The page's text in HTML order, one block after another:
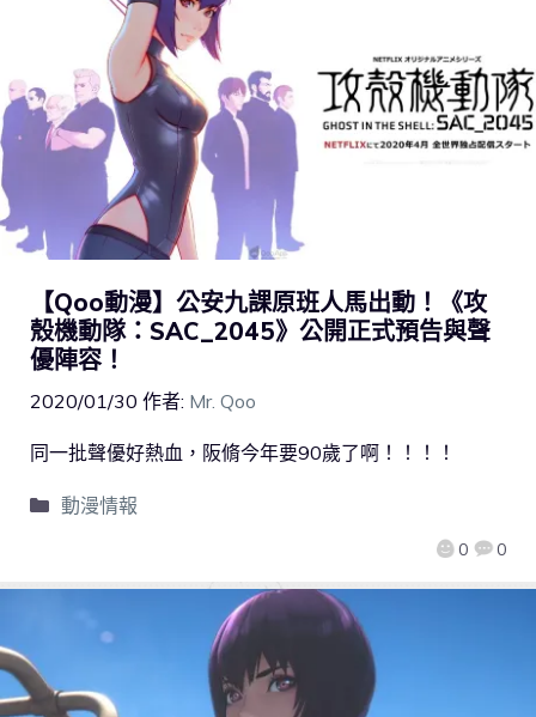
【Qoo動漫】公安九課原班人馬出動！《攻
殼機動隊：SAC_2045》公開正式預告與聲
優陣容！
2020/01/30 作者: Mr. Qoo
0 0
同一批聲優好熱血，阪脩今年要90歲了啊！！！！
動漫情報